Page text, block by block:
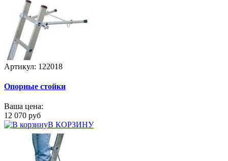
Артикул: 122018
Опорные стойки
Ваша цена:
12 070 руб
В КОРЗИНУ